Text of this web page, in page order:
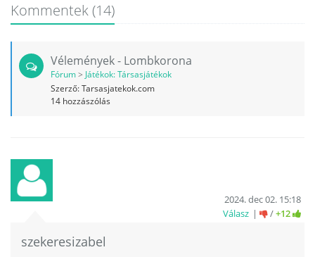
Kommentek(14)
Vélemények - Lombkorona
Fórum> Játékok: Társasjátékok
Szerző:Tarsasjatekok.com
14 hozzászólás
szekeresizabel
2024. dec 02. 15:18
Válasz
/+12